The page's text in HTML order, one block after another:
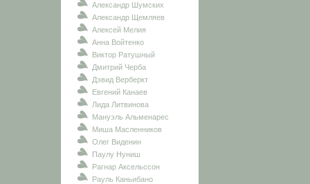
Александр Шумских
Александр Щемляев
Алексей Мелия
Анна Войтенко
Виктор Ратушный
Дмитрий Черба
Дэвид Верберкт
Евгений Канаев
Лида Литвинова
Мануэль Альменарес
Миша Масленников
Олег Виденин
Паулу Нуниш
Рагнар Аксельссон
Рауль Каньибано